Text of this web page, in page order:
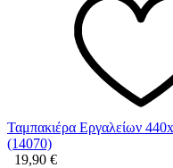
Ταμπακιέρα Εργαλείων
(14070)
19,90 €